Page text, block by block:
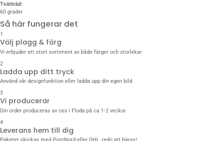
Tvättråd:
60 grader
Så här fungerar det
1
Välj plagg & färg
Vi erbjuder ett stort sortiment av både färger och storlekar
2
Ladda upp ditt tryck
Använd vår designfunktion eller ladda upp din egen bild
3
Vi producerar
Din order produceras av oss i Floda på ca 1‑2 veckor
4
Leverans hem till dig